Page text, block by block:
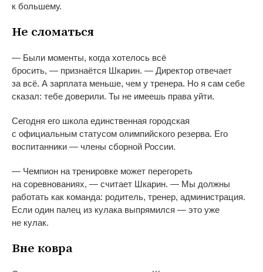
к большему.
Не сломаться
— Были моменты, когда хотелось всё
бросить, — признаётся Шкарин. — Директор отвечает
за всё. А зарплата меньше, чем у тренера. Но я сам себе
сказал: тебе доверили. Ты не имеешь права уйти.
Сегодня его школа единственная городская
с официальным статусом олимпийского резерва. Его
воспитанники — члены сборной России.
— Чемпион на тренировке может перегореть
на соревнованиях, — считает Шкарин. — Мы должны
работать как команда: родитель, тренер, администрация.
Если один палец из кулака выпрямился — это уже
не кулак.
Вне ковра